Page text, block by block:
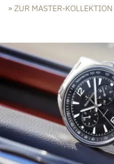
» ZUR MASTER-KOLLEKTION